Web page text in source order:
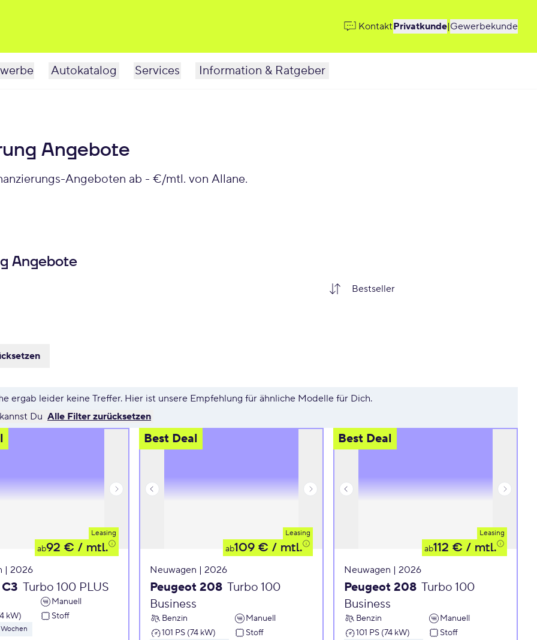
KontaktPrivatkunde|Gewerbekunde
Autokatalog Services Information & Ratgeber
Angebote
Angeboten ab - €/mtl. von Allane.
Angebote
ergab leider keine Treffer. Hier ist unsere Empfehlung für ähnliche Modelle für Dich.
Du Alle Filter zurücksetzen
Leasing
ab92 € / mtl.
| 2026
Turbo 100 PLUS
Manuell
kW)
Stoff
Best Deal
Leasing
ab109 € / mtl.
Neuwagen | 2026
Peugeot 208 Turbo 100
Business
Benzin
Manuell
101 PS (74 kW)
Stoff
Best Deal
Leasing
ab112 € / mtl.
Neuwagen | 2026
Peugeot 208 Turbo 100
Business
Benzin
Manuell
101 PS (74 kW)
Stoff